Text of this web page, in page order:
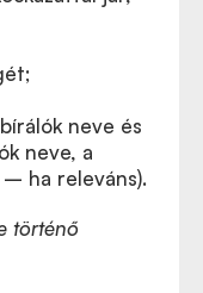
neve és
neve, a
ha releváns).
történő